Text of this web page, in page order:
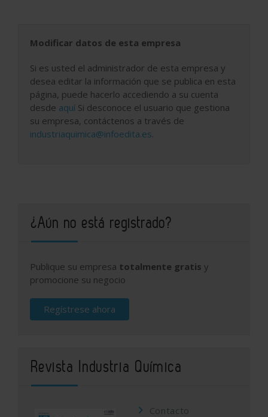
Modificar datos de esta empresa
Si es usted el administrador de esta empresa y
desea editar la información que se publica en esta
página, puede hacerlo accediendo a su cuenta
desde aquí Si desconoce el usuario que gestiona
su empresa, contáctenos a través de
industriaquimica@infoedita.es.
¿Aún no está registrado?
Publique su empresa totalmente gratis y
promocione su negocio
Regístrese ahora
Revista Industria Química
Contacto